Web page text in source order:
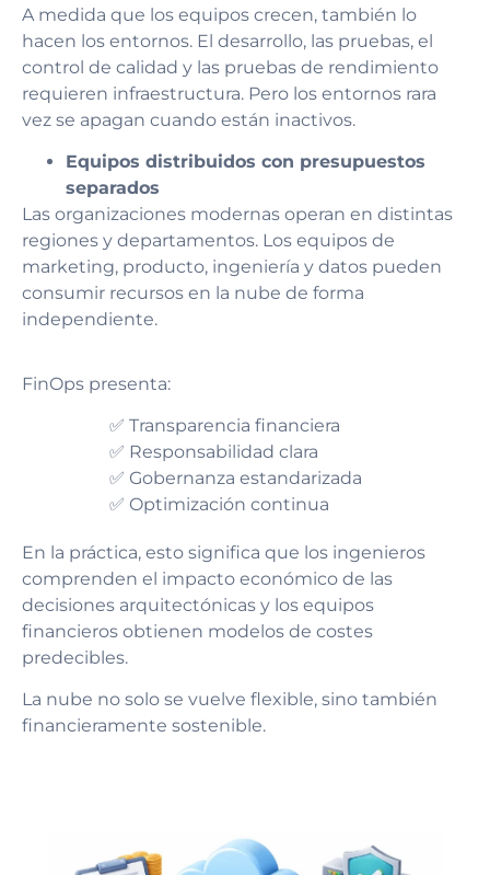
A medida que los equipos crecen, también lo
hacen los entornos. El desarrollo, las pruebas, el
control de calidad y las pruebas de rendimiento
requieren infraestructura. Pero los entornos rara
vez se apagan cuando están inactivos.
Equipos distribuidos con presupuestos
separados
Las organizaciones modernas operan en distintas
regiones y departamentos. Los equipos de
marketing, producto, ingeniería y datos pueden
consumir recursos en la nube de forma
independiente.
FinOps presenta:
✅ Transparencia financiera
✅ Responsabilidad clara
✅ Gobernanza estandarizada
✅ Optimización continua
En la práctica, esto significa que los ingenieros
comprenden el impacto económico de las
decisiones arquitectónicas y los equipos
financieros obtienen modelos de costes
predecibles.
La nube no solo se vuelve flexible, sino también
financieramente sostenible.